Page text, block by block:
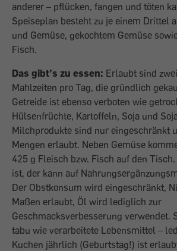
anderer – pflücken, fangen und töten
Speiseplan besteht zu je einem Drittel
und Gemüse, gekochtem Gemüse
Fisch.
Das gibt’s zu essen: Erlaubt sind
Mahlzeiten pro Tag, die gründlich
Getreide ist ebenso verboten wie
Hülsenfrüchte, Kartoffeln, Soja und
Milchprodukte sind nur eingeschränkt
Mengen erlaubt. Neben Gemüse
425 g Fleisch bzw. Fisch auf den
ist, der kann auf
Der Obstkonsum wird eingeschränkt,
Maßen erlaubt, Öl wird lediglich zur
Geschmacksverbesserung verwendet.
tabu wie verarbeitete Lebensmittel –
Kuchen jährlich (Geburtstag!) ist